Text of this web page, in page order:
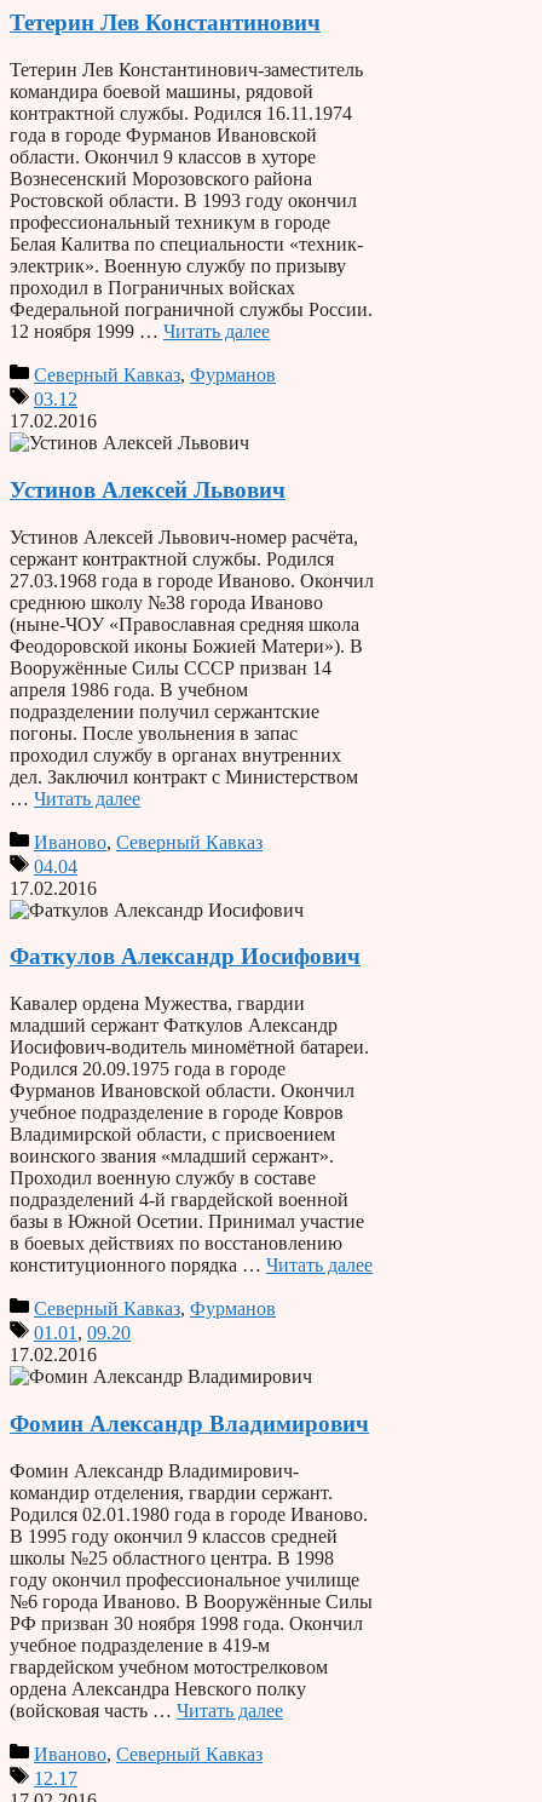
Тетерин Лев Константинович
Тетерин Лев Константинович-заместитель
командира боевой машины, рядовой
контрактной службы. Родился 16.11.1974
года в городе Фурманов Ивановской
области. Окончил 9 классов в хуторе
Вознесенский Морозовского района
Ростовской области. В 1993 году окончил
профессиональный техникум в городе
Белая Калитва по специальности «техник-
электрик». Военную службу по призыву
проходил в Пограничных войсках
Федеральной пограничной службы России.
12 ноября 1999 … Читать далее
Северный Кавказ, Фурманов
03.12
17.02.2016
Устинов Алексей Львович
Устинов Алексей Львович-номер расчёта,
сержант контрактной службы. Родился
27.03.1968 года в городе Иваново. Окончил
среднюю школу №38 города Иваново
(ныне-ЧОУ «Православная средняя школа
Феодоровской иконы Божией Матери»). В
Вооружённые Силы СССР призван 14
апреля 1986 года. В учебном
подразделении получил сержантские
погоны. После увольнения в запас
проходил службу в органах внутренних
дел. Заключил контракт с Министерством
… Читать далее
Иваново, Северный Кавказ
04.04
17.02.2016
Фаткулов Александр Иосифович
Кавалер ордена Мужества, гвардии
младший сержант Фаткулов Александр
Иосифович-водитель миномётной батареи.
Родился 20.09.1975 года в городе
Фурманов Ивановской области. Окончил
учебное подразделение в городе Ковров
Владимирской области, с присвоением
воинского звания «младший сержант».
Проходил военную службу в составе
подразделений 4-й гвардейской военной
базы в Южной Осетии. Принимал участие
в боевых действиях по восстановлению
конституционного порядка … Читать далее
Северный Кавказ, Фурманов
01.01 , 09.20
17.02.2016
Фомин Александр Владимирович
Фомин Александр Владимирович-
командир отделения, гвардии сержант.
Родился 02.01.1980 года в городе Иваново.
В 1995 году окончил 9 классов средней
школы №25 областного центра. В 1998
году окончил профессиональное училище
№6 города Иваново. В Вооружённые Силы
РФ призван 30 ноября 1998 года. Окончил
учебное подразделение в 419-м
гвардейском учебном мотострелковом
ордена Александра Невского полку
(войсковая часть … Читать далее
Иваново, Северный Кавказ
12.17